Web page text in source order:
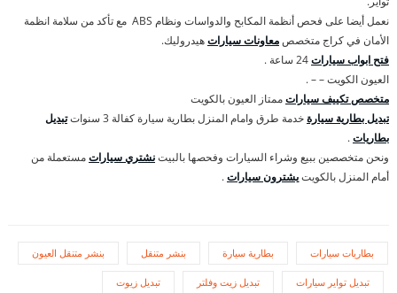
نعمل أيضا على فحص أنظمة المكابح والدواسات ونظام ABS مع تأكد من سلامة انظمة
الأمان في كراج متخصصمعاونات سياراتهيدروليك.
فتح ابواب سيارات
العيون الكويت – – .
متخصص تكييف سياراتممتاز العيون بالكويت
تبديل بطارية سيارةخدمة طرق وامام المنزل بطارية سيارة كفالة 3 سنوات
تبديل
بطاريات.
ونحن متخصصين ببيع وشراء السيارات وفحصها بالبيتنشتري سياراتمستعملة من
أمام المنزل بالكويتيشترون سيارات.
بطاريات سيارات بطارية سيارة بنشر متنقل بنشر متنقل العيون
تبديل تواير سيارات تبديل زيت وفلتر تبديل زيوت